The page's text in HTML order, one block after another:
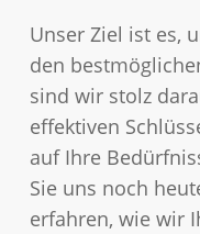
Unser Ziel ist es,
den
sind wir stolz
effektiven
auf Ihre
Sie uns noch
erfahren, wie wir